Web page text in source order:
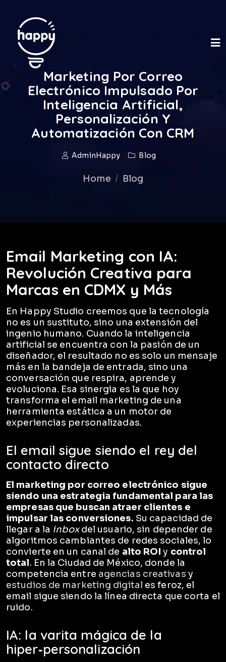
Marketing Por Correo
Electrónico Impulsado Por
Inteligencia Artificial,
Personalización Y
Automatización Con CRM
AdminHappy Blog
Home Blog
Email Marketing con IA:
Revolución Creativa para
Marcas en CDMX y Más
En Happy Studio creemos que la tecnología
no es un sustituto, sino una extensión del
ingenio humano. Cuando la inteligencia
artificial se encuentra con la pasión de un
diseñador, el resultado no es solo un mensaje
más en la bandeja de entrada, sino una
conversación que respira, aprende y
evoluciona. Esa sinergia es la que hoy
transforma el email marketing de una
herramienta estática a un motor de
experiencias personalizadas.
El email sigue siendo el rey del
contacto directo
El marketing por correo electrónico sigue
siendo una estrategia fundamental para las
empresas que buscan atraer clientes e
impulsar las conversiones. Su capacidad de
llegar a la inboxdel usuario, sin depender de
algoritmos cambiantes de redes sociales, lo
convierte en un canal de alto ROI y control
total. En la Ciudad de México, donde la
competencia entre agencias creativas y
estudios de marketing digital es feroz, el
email sigue siendo la línea directa que corta el
ruido.
IA: la varita mágica de la
hiper‑personalización